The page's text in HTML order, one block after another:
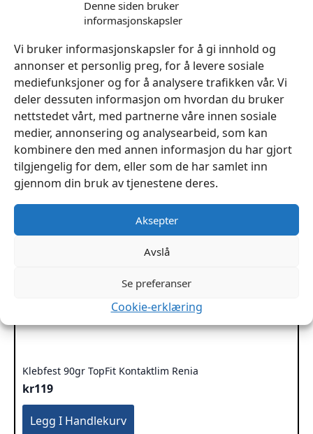
Denne siden bruker
informasjonskapsler
Vi bruker informasjonskapsler for å gi innhold og
annonser et personlig preg, for å levere sosiale
mediefunksjoner og for å analysere trafikken vår. Vi
deler dessuten informasjon om hvordan du bruker
nettstedet vårt, med partnerne våre innen sosiale
medier, annonsering og analysearbeid, som kan
kombinere den med annen informasjon du har gjort
tilgjengelig for dem, eller som de har samlet inn
gjennom din bruk av tjenestene deres.
Aksepter
Avslå
Se preferanser
Cookie-erklæring
Klebfest 90gr TopFit Kontaktlim Renia
kr119
Legg I Handlekurv